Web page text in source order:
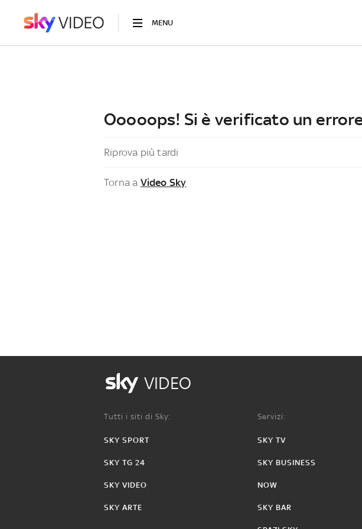
MENU
Ooooops! Si è verificato un
Riprova più tardi
Torna a Video Sky
VIDEO
Tutti i siti di Sky:
SKY SPORT
SKY TG 24
SKY VIDEO
SKY ARTE
Servizi:
SKY TV
SKY BUSINESS
NOW
SKY BAR